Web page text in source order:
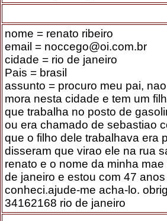
nome = renato ribeiro
email = noccego@oi.com.br
cidade = rio de janeiro
Pais = brasil
assunto = procuro meu pai,
mora nesta cidade e tem um
que trabalha no posto de
ou era chamado de sebastiao
que o filho dele trabalhava era
disseram que virao ele na rua
renato e o nome da minha
de janeiro e estou com 47
conheci.ajude-me acha-lo.
34162168 rio de janeiro